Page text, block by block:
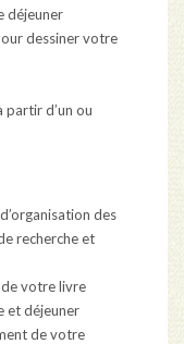
déjeuner
dessiner votre
partir d’un ou
des
recherche et
votre livre
et déjeuner
de votre